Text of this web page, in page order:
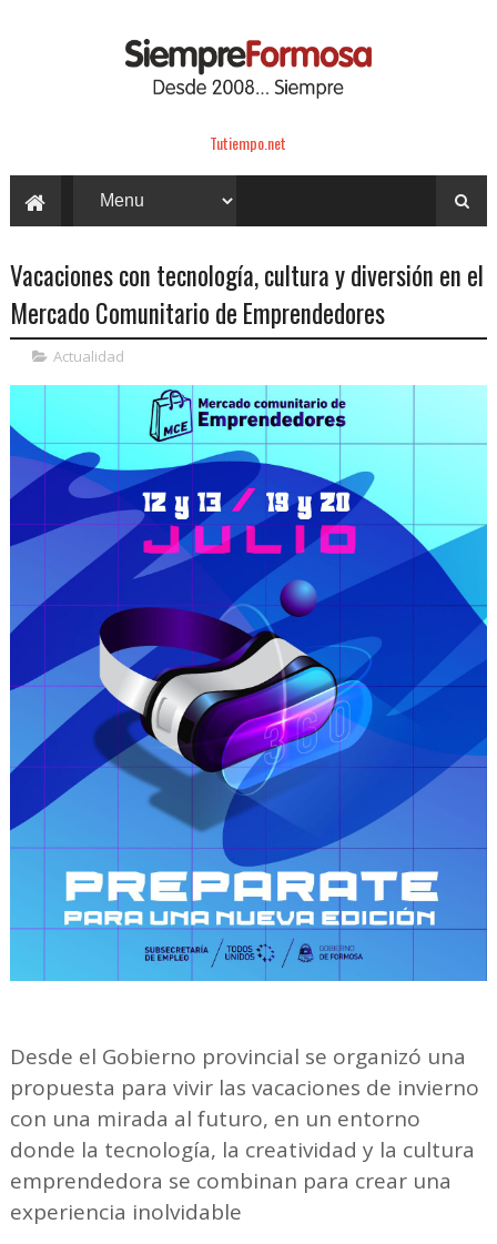
Tutiempo.net
Vacaciones con tecnología, cultura y diversión en el
Mercado Comunitario de Emprendedores
Actualidad
Desde el Gobierno provincial se organizó una
propuesta para vivir las vacaciones de invierno
con una mirada al futuro, en un entorno
donde la tecnología, la creatividad y la cultura
emprendedora se combinan para crear una
experiencia inolvidable